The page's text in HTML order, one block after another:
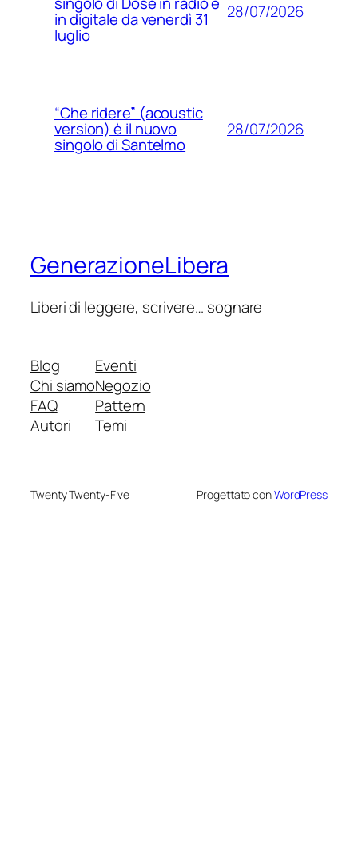
in digitale da venerdì 31
luglio
28/07/2026
“Che ridere” (acoustic
version) è il nuovo
singolo di Santelmo
28/07/2026
GenerazioneLibera
Liberi di leggere, scrivere… sognare
Blog
Chi siamo
FAQ
Autori
Eventi
Negozio
Pattern
Temi
Twenty Twenty-Five Progettato conWordPress